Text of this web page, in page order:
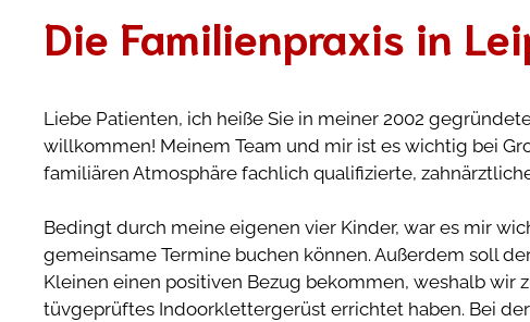
Die Familienpraxis in
Liebe Patienten, ich heiße Sie in meiner 2002
willkommen! Meinem Team und mir ist es wichtig bei
familiären Atmosphäre fachlich qualifizierte,
Bedingt durch meine eigenen vier Kinder, war es mir
gemeinsame Termine buchen können. Außerdem soll
Kleinen einen positiven Bezug bekommen, weshalb wir
tüvgeprüftes Indoorklettergerüst errichtet haben. Bei